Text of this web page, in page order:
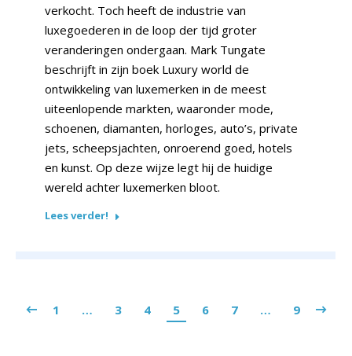
verkocht. Toch heeft de industrie van
luxegoederen in de loop der tijd groter
veranderingen ondergaan. Mark Tungate
beschrijft in zijn boek Luxury world de
ontwikkeling van luxemerken in de meest
uiteenlopende markten, waaronder mode,
schoenen, diamanten, horloges, auto’s, private
jets, scheepsjachten, onroerend goed, hotels
en kunst. Op deze wijze legt hij de huidige
wereld achter luxemerken bloot.
Lees verder!
1 … 3 4 5 6 7 … 9